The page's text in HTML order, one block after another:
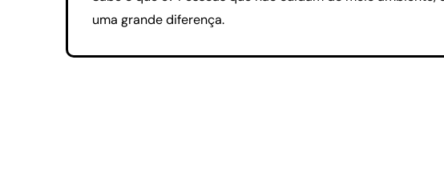
uma grande diferença.